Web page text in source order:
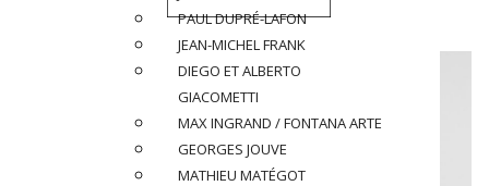
PAUL DUPRÉ-LAFON
JEAN-MICHEL FRANK
DIEGO ET ALBERTO
GIACOMETTI
MAX INGRAND / FONTANA ARTE
GEORGES JOUVE
MATHIEU MATÉGOT